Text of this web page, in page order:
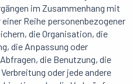
im Zusammenhang mit
Reihe personenbezogener
die Organisation, die
die Anpassung oder
die Benutzung, die
oder jede andere